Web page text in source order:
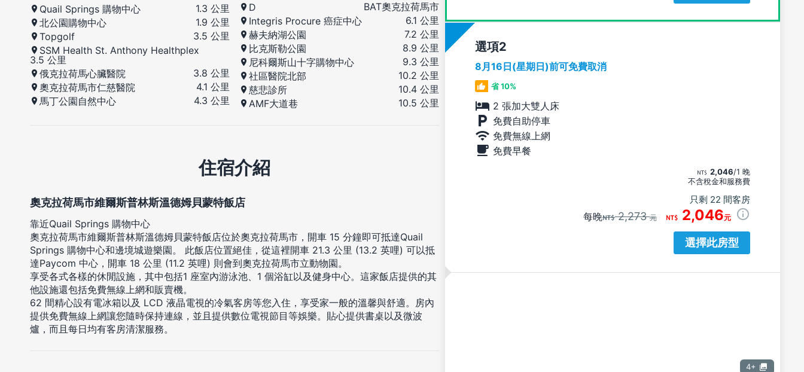
選項
8月16日(星期日)前可免費取消
省 10%
2 張加大雙人床
免費自助停車
免費無線上網
免費早餐
2,046/1 晚
不含稅金和服務費
只剩 22 間客房
每晚 2,273元 2,046元
選擇此房型
4+
Quail Springs 購物中心
1.3 公里
北公園購物中心
1.9 公里
Topgolf
3.5 公里
SSM Health St. Anthony Healthplex
3.5 公里
俄克拉荷馬心臟醫院
3.8 公里
奧克拉荷馬市仁慈醫院
4.1 公里
馬丁公園自然中心
4.3 公里
D
BAT奧克拉荷馬市
Integris Procure 癌症中心
6.1 公里
赫夫納湖公園
7.2 公里
比克斯勒公園
8.9 公里
尼科爾斯山十字購物中心
9.3 公里
社區醫院北部
10.2 公里
慈悲診所
10.4 公里
AMF大道巷
10.5 公里
住宿介紹
奧克拉荷馬市維爾斯普林斯溫德姆貝蒙特飯店
靠近Quail Springs 購物中心
奧克拉荷馬市維爾斯普林斯溫德姆貝蒙特飯店位於奧克拉荷馬市，開車 15 分鐘即可抵達Quail
Springs 購物中心和邊境城遊樂園。 此飯店位置絕佳，從這裡開車 21.3 公里 (13.2 英哩) 可以抵
達Paycom 中心，開車 18 公里 (11.2 英哩) 則會到奧克拉荷馬市立動物園。
享受各式各樣的休閒設施，其中包括1 座室內游泳池、1 個浴缸以及健身中心。這家飯店提供的其
他設施還包括免費無線上網和販賣機。
62 間精心設有電冰箱以及 LCD 液晶電視的冷氣客房等您入住，享受家一般的溫馨與舒適。房內
提供免費無線上網讓您隨時保持連線，並且提供數位電視節目等娛樂。貼心提供書桌以及微波
爐，而且每日均有客房清潔服務。